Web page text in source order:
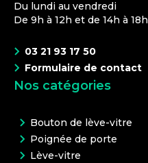
Du lundi au vendredi
De 9h à 12h et de 14h à 18h
03 21 93 17 50
Formulaire de contact
Nos catégories
Bouton de lève-vitre
Poignée de porte
Lève-vitre